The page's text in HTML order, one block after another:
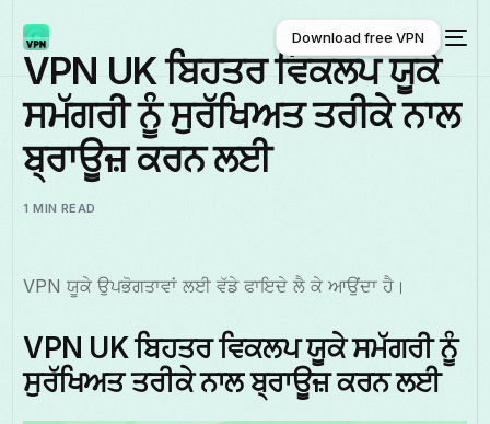
Download free VPN
Download free VPN
VPN UK ਬਿਹਤਰ ਵਿਕਲਪ ਯੂਕੇ
ਸਮੱਗਰੀ ਨੂੰ ਸੁਰੱਖਿਅਤ ਤਰੀਕੇ ਨਾਲ
ਬ੍ਰਾਊਜ਼ ਕਰਨ ਲਈ
1 MIN READ
VPN ਯੂਕੇ ਉਪਭੋਗਤਾਵਾਂ ਲਈ ਵੱਡੇ ਫਾਇਦੇ ਲੈ ਕੇ ਆਉਂਦਾ ਹੈ।
VPN UK ਬਿਹਤਰ ਵਿਕਲਪ ਯੂਕੇ ਸਮੱਗਰੀ ਨੂੰ
ਸੁਰੱਖਿਅਤ ਤਰੀਕੇ ਨਾਲ ਬ੍ਰਾਊਜ਼ ਕਰਨ ਲਈ